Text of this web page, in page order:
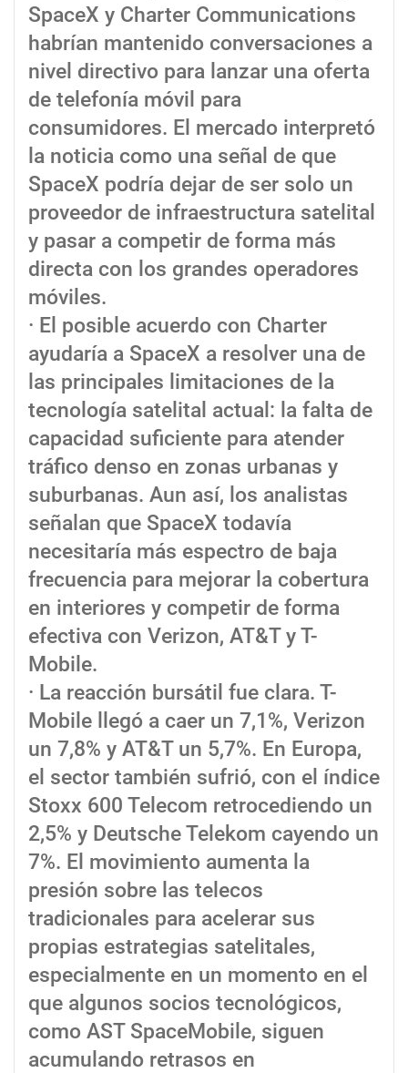
SpaceX y Charter Communications
habrían mantenido conversaciones a
nivel directivo para lanzar una oferta
de telefonía móvil para
consumidores. El mercado interpretó
la noticia como una señal de que
SpaceX podría dejar de ser solo un
proveedor de infraestructura satelital
y pasar a competir de forma más
directa con los grandes operadores
móviles.
· El posible acuerdo con Charter
ayudaría a SpaceX a resolver una de
las principales limitaciones de la
tecnología satelital actual: la falta de
capacidad suficiente para atender
tráfico denso en zonas urbanas y
suburbanas. Aun así, los analistas
señalan que SpaceX todavía
necesitaría más espectro de baja
frecuencia para mejorar la cobertura
en interiores y competir de forma
efectiva con Verizon, AT&T y T-
Mobile.
· La reacción bursátil fue clara. T-
Mobile llegó a caer un 7,1%, Verizon
un 7,8% y AT&T un 5,7%. En Europa,
el sector también sufrió, con el índice
Stoxx 600 Telecom retrocediendo un
2,5% y Deutsche Telekom cayendo un
7%. El movimiento aumenta la
presión sobre las telecos
tradicionales para acelerar sus
propias estrategias satelitales,
especialmente en un momento en el
que algunos socios tecnológicos,
como AST SpaceMobile, siguen
acumulando retrasos en